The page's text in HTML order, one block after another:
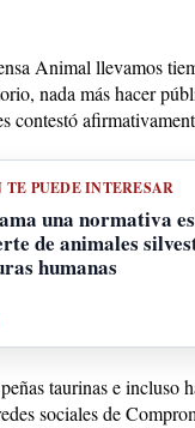
Animal llevamos
nada más hacer
contestó
TE PUEDE INTERESAR
una normativa
de animales
humanas
taurinas e incluso
sociales de